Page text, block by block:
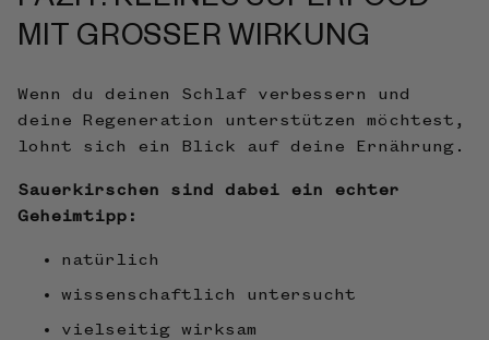
MIT GROSSER WIRKUNG
Wenn du deinen Schlaf verbessern und
deine Regeneration unterstützen möchtest,
lohnt sich ein Blick auf deine Ernährung.
Sauerkirschen sind dabei ein echter
Geheimtipp:
natürlich
wissenschaftlich untersucht
vielseitig wirksam